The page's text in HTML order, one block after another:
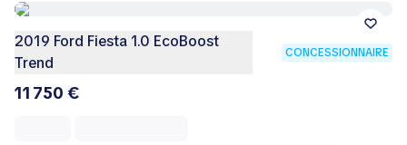
2019 Ford Fiesta 1.0 EcoBoost
Trend
CONCESSIONNAIRE
11 750 €